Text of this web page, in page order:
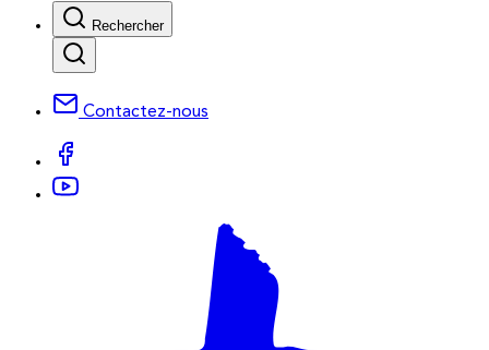
Rechercher
Contactez-nous